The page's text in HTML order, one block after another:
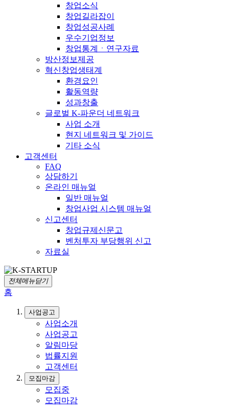
창업소식
창업길라잡이
창업성공사례
우수기업정보
창업통계ㆍ연구자료
방산정보제공
혁신창업생태계
환경요인
활동역량
성과창출
글로벌 K-파운더 네트워크
사업 소개
현지 네트워크 및 가이드
기타 소식
고객센터
FAQ
상담하기
온라인 매뉴얼
일반 매뉴얼
창업사업 시스템 매뉴얼
신고센터
창업규제신문고
벤처투자 부당행위 신고
자료실
전체메뉴닫기
홈
사업공고
사업소개
사업공고
알림마당
법률지원
고객센터
모집마감
모집중
모집마감